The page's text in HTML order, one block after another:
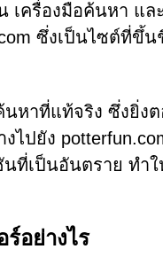
เครื่องมือค้นหา
ซึ่งเป็นไซต์ที่ขึ้
หาที่แท้จริง ซึ่งยิ่ง
ไปยัง
เป็นอันตราย ทำใ
อย่างไร